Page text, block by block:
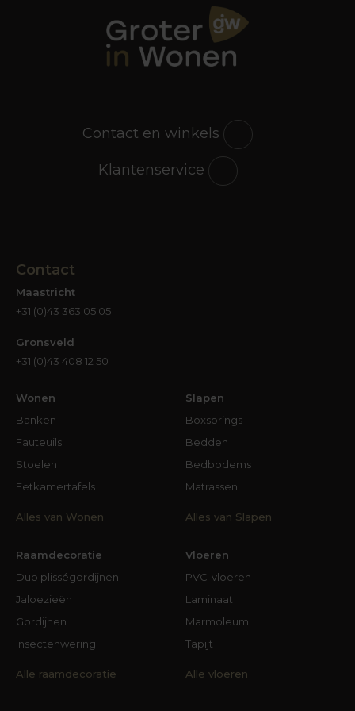
andere meubelen en woonaccessoires in ons
assortiment. We hebben salontafels in talloze
maten, diverse materialen en allerlei stijlen.
Welke interieurstijl dus ook bij jou past, je vindt
iedere stijl is een tafel te vinden. Heb jij al helder
voor ogen welke stijl in jouw interieur de
boventoon voert? Dan kun je al aardig gericht te
werk gaan. Maar het kan natuurlijk ook zo zijn dat
Waar je bij de aanschaf van een salontafel naar
kunt kijken, zijn de kleuren en materialen van
meubels en accessoires die bij de tafel in de
voordeel van die donkere vloer is dat er heel
veel materialen en kleuren tafels bij passen. Een
houtkleurige tafel op een houten vloer vergt iets
meer ‘denkwerk’. Twee kleuren of soorten hout
vloeken. Onze interieurstylisten stellen hun
beschikking.
Beslissen maar…
Een salontafel (of een kast, een bank, een bed of
een fauteuil) schaf je waarschijnlijk niet wekelijks
meubelen al snel meerdere jaren. Bij de aanschaf
Contact en winkels
Klantenservice
Contact
Maastricht
+31 (0)43 363 05 05
Gronsveld
+31 (0)43 408 12 50
Wonen
Banken
Fauteuils
Stoelen
Eetkamertafels
Alles van Wonen
Slapen
Boxsprings
Bedden
Bedbodems
Matrassen
Alles van Slapen
Raamdecoratie
Duo plisségordijnen
Jaloezieën
Gordijnen
Insectenwering
Alle raamdecoratie
Vloeren
PVC-vloeren
Laminaat
Marmoleum
Tapijt
Alle vloeren